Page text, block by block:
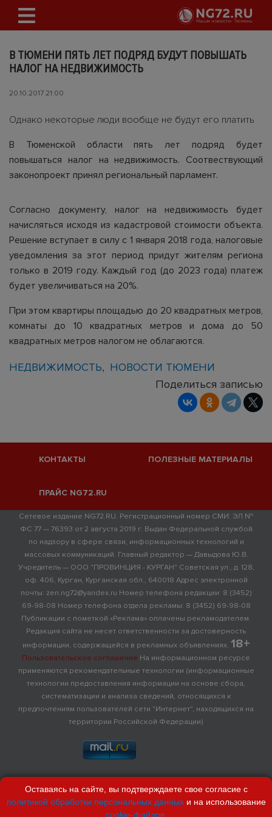
В ТЮМЕНИ ПЯТЬ ЛЕТ ПОДРЯД БУДУТ ПОВЫШАТЬ
НАЛОГ НА НЕДВИЖИМОСТЬ
20.10.2017 21:00
Однако некоторые люди вообще не будут его платить
В Тюменской области пять лет подряд будет
повышаться налог на недвижимость. Соотвествующий
законопроект принял региональный парламент.
Согласно документу, налог на недвижимость будет
начисляться исходя из кадастровой стоимости объекта.
Решение вступает в силу с 1 января 2018 года, налоговые
уведомления за этот период придут жителям региона
только в 2019 году. Каждый год (до 2023 года) платеж
будет увеличиваться на 20%.
При этом квартиры площадью до 20 квадратных метров,
комнаты до 10 квадратных метров и дома до 50
квадратных метров налогом не облагаются.
НЕДВИЖИМОСТЬ
НОВОСТИ ТЮМЕНИ
Поделиться записью
КОНТАКТЫ ПОЛЕЗНЫЕ МАТЕРИАЛЫ
ПРАЙС NG72.RU
Сетевое издание NG72.RU. Регистрационный номер СМИ: ЭЛ №
ФС 77 — 76393 от 2 августа 2019 г. Выдан Федеральной службой
по надзору в сфере связи, информационных технологий и
массовых коммуникаций. Главный редактор — Давыдова Ю.В.
Учредитель — ООО "ПРОВИНЦИЯ - КУРГАН" Советская ул., д. 128,
оф. 406, Курган, Курганская обл., 640018 Адрес электронной
почты: zen.ng72@yandex.ru Номер телефона редакции: 8 (3452)
69-98-08 Номер телефона отдела рекламы: 8 (3452) 69-98-08
Публикации с пометкой «Реклама» оплачены рекламодателем.
Редакция сайта не несет ответственности за достоверность
информации, содержащейся в рекламных объявлениях. 18+
Пользовательское соглашение На информационном ресурсе
применяются рекомендательные технологии (информационные
технологии предоставления информации на основе сбора,
систематизации и анализа сведений, относящихся к
предпочтениям пользователей сети "Интернет", находящихся на
территории Российской Федерации)
Оставаясь на сайте, вы подтверждаете свое согласие с
политикой обработки персональных данныхи на использование
cookie-файлов.